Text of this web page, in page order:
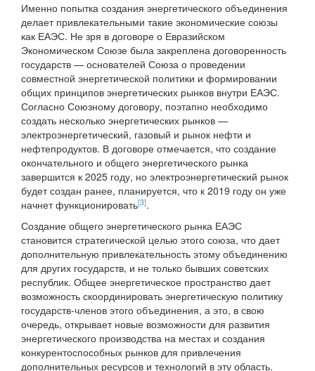
Именно попытка создания энергетического объединения
делает привлекательными такие экономические союзы
как ЕАЭС. Не зря в договоре о Евразийском
Экономическом Союзе была закреплена договоренность
государств — основателей Союза о проведении
совместной энергетической политики и формировании
общих принципов энергетических рынков внутри ЕАЭС.
Согласно Союзному договору, поэтапно необходимо
создать несколько энергетических рынков —
электроэнергетический, газовый и рынок нефти и
нефтепродуктов. В договоре отмечается, что создание
окончательного и общего энергетического рынка
завершится к 2025 году, но электроэнергетический рынок
будет создан ранее, планируется, что к 2019 году он уже
начнет функционировать[3].
Создание общего энергетического рынка ЕАЭС
становится стратегической целью этого союза, что дает
дополнительную привлекательность этому объединению
для других государств, и не только бывших советских
республик. Общее энергетическое пространство дает
возможность скоординировать энергетическую политику
государств-членов этого объединения, а это, в свою
очередь, открывает новые возможности для развития
энергетического производства на местах и создания
конкурентоспособных рынков для привлечения
дополнительных ресурсов и технологий в эту область.